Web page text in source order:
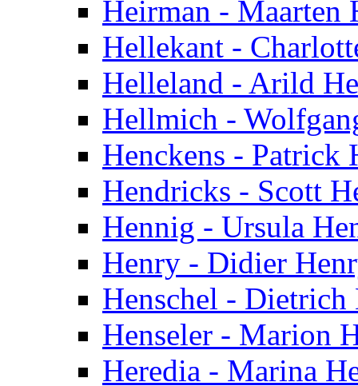
Heirman - Maarten
Hellekant -
Helleland - Arild
Hellmich -
Henckens - Patrick
Hendricks - Scott
Hennig - Ursula
Henry - Didier
Henschel - Dietrich
Henseler - Marion
Heredia - Marina